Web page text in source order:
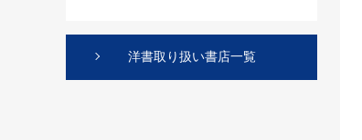
洋書取り扱い書店一覧